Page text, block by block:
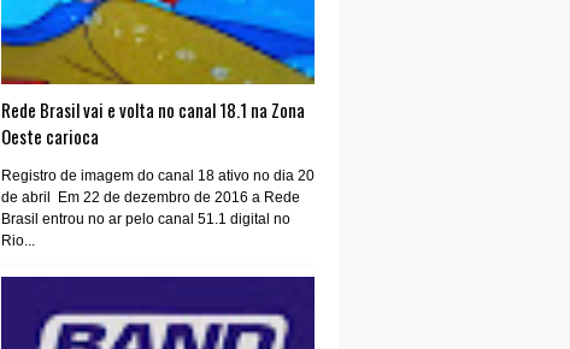
Rede Brasil vai e volta no canal 18.1 na Zona
Oeste carioca
Registro de imagem do canal 18 ativo no dia 20
de abril Em 22 de dezembro de 2016 a Rede
Brasil entrou no ar pelo canal 51.1 digital no
Rio...